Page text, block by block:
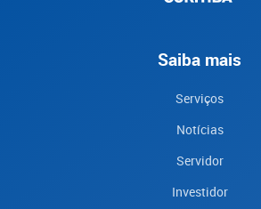
Saiba mais
Serviços
Notícias
Servidor
Investidor